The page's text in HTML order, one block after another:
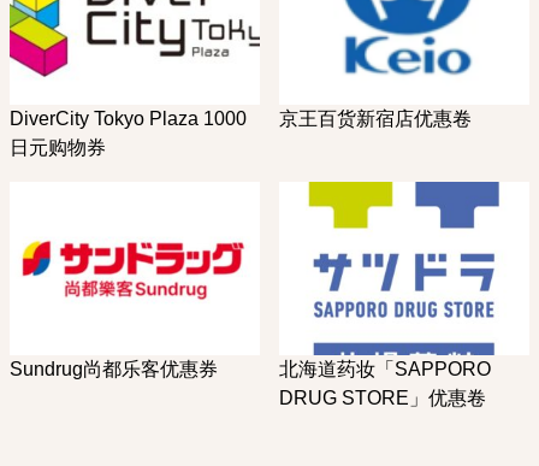
DiverCity Tokyo Plaza 1000
日元购物券
京王百货新宿店优惠卷
Sundrug尚都乐客优惠券
北海道药妆「SAPPORO
DRUG STORE」优惠卷